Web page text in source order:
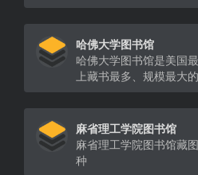
哈佛大学图书馆
哈佛大学图书馆是美国
上藏书最多、规模最大
麻省理工学院图书馆
麻省理工学院图书馆藏
种